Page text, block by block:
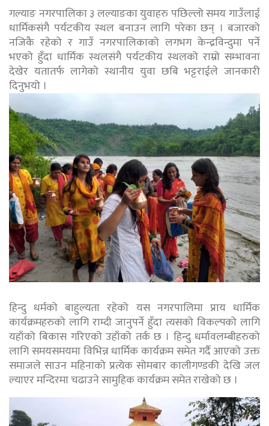
गल्याङ नगरपालिका ३ लल्याङका युवाहरु पछिल्लो समय गाउँलाई
धार्मिकसंगै पर्यटकीय स्थल बनाउन लागि परेका छन् । बजारको
नजिकै रहेको र गाउँ नगरपालिकाको लगभग केन्द्रविन्दुमा पर्ने
भएको हुँदा धार्मिक स्थलसंगै पर्यटकीय स्थलको राम्रो सम्भावना
देखेर यतातर्फ लागेको स्थानीय युवा छबि भट्टराईले जानकारी
दिनुभयो ।
हिन्दु धर्मको बाहुल्यता रहेको यस नगरपालिमा प्राय धार्मिक
कार्यक्रमहरुको लागि राम्दी जानुपर्ने हुँदा त्यसको विकल्पको लागि
यहाँको बिकास गरिएको उहाँको तर्क छ । हिन्दु धर्मावलम्बीहरुको
लागि समयसमयमा विभिन्न धार्मिक कार्यक्रम समेत गर्दै आएको उक्त
समाजले साउन महिनाको प्रत्येक सोमबार कालीगण्डकी देखि जल
ल्याएर मन्दिरमा चढाउने सामुहिक कार्यक्रम समेत राखेको छ ।